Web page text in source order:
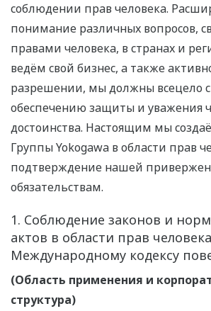
соблюдении прав человека.
понимание различных вопросов,
правами человека, в странах и
ведём свой бизнес, а также
разрешении, мы должны всецело
обеспечению защиты и уважения
достоинства. Настоящим мы
Группы Yokogawa в области прав
подтверждение нашей
обязательствам.
1. Соблюдение законов и
актов в области прав
Международному кодексу
(Область применения и
структура)